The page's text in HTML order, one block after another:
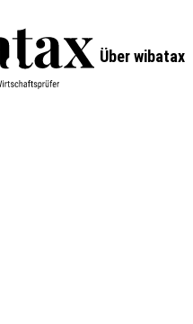
Über wibatax